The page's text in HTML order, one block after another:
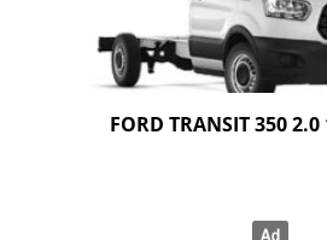
FORD TRANSIT 350 2.0